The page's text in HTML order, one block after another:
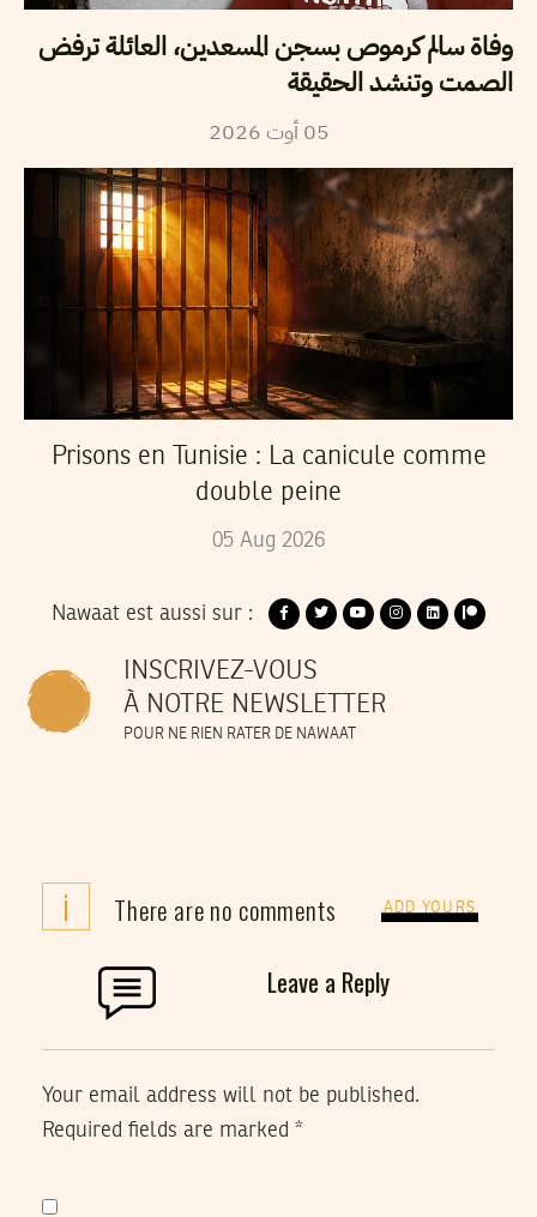
وفاة سالم كرموص بسجن المسعدين، العائلة ترفض
الصمت وتنشد الحقيقة
05 أوت2026
Prisons en Tunisie : La canicule comme
double peine
05 Aug 2026
Nawaat est aussi sur :
INSCRIVEZ-VOUS
À NOTRE NEWSLETTER
POUR NE RIEN RATER DE NAWAAT
i There are no comments ADD YOURS
Leave a Reply
Your email address will not be published.
Required fields are marked *